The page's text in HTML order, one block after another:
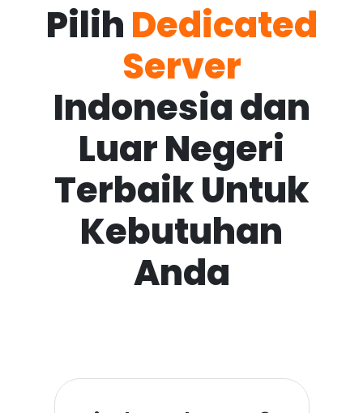
Pilih Dedicated
Server
Indonesia dan
Luar Negeri
Terbaik Untuk
Kebutuhan
Anda